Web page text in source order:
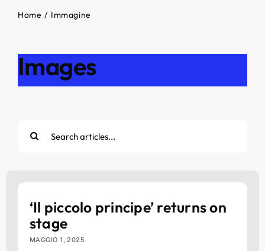
Images
Home Immagine
per:
‘Il piccolo principe’ returns on
stage
MAGGIO 1, 2025